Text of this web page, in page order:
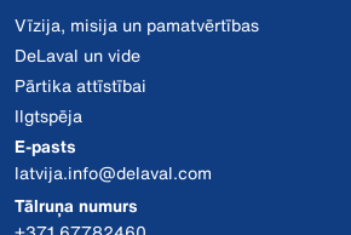
Vīzija, misija un pamatvērtības
DeLaval un vide
Pārtika attīstībai
Ilgtspēja
E-pasts
latvija.info@delaval.com
Tālruņa numurs